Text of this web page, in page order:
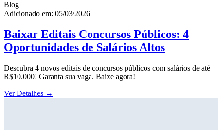
Blog
Adicionado em: 05/03/2026
Baixar Editais Concursos Públicos: 4
Oportunidades de Salários Altos
Descubra 4 novos editais de concursos públicos com salários de até
R$10.000! Garanta sua vaga. Baixe agora!
Ver Detalhes →